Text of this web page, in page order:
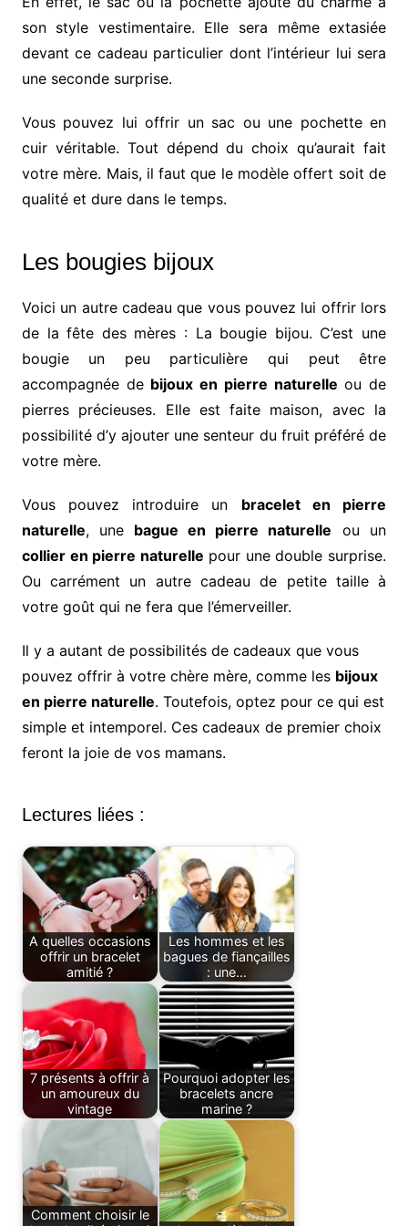
son style vestimentaire. Elle sera même extasiée
devant ce cadeau particulier dont l’intérieur lui sera
une seconde surprise.
Vous pouvez lui offrir un sac ou une pochette en
cuir véritable. Tout dépend du choix qu’aurait fait
votre mère. Mais, il faut que le modèle offert soit de
qualité et dure dans le temps.
Les bougies bijoux
Voici un autre cadeau que vous pouvez lui offrir lors
de la fête des mères : La bougie bijou. C’est une
bougie un peu particulière qui peut être
accompagnée de bijoux en pierre naturelle ou de
pierres précieuses. Elle est faite maison, avec la
possibilité d’y ajouter une senteur du fruit préféré de
votre mère.
Vous pouvez introduire un bracelet en pierre
naturelle, une bague en pierre naturelle ou un
collier en pierre naturelle pour une double surprise.
Ou carrément un autre cadeau de petite taille à
votre goût qui ne fera que l’émerveiller.
Il y a autant de possibilités de cadeaux que vous
pouvez offrir à votre chère mère, comme les bijoux
en pierre naturelle. Toutefois, optez pour ce qui est
simple et intemporel. Ces cadeaux de premier choix
feront la joie de vos mamans.
Lectures liées :
A quelles occasions
offrir un bracelet
amitié ?
Les hommes et les
bagues de fiançailles
: une…
7 présents à offrir à
un amoureux du
vintage
Pourquoi adopter les
bracelets ancre
marine ?
Comment choisir le